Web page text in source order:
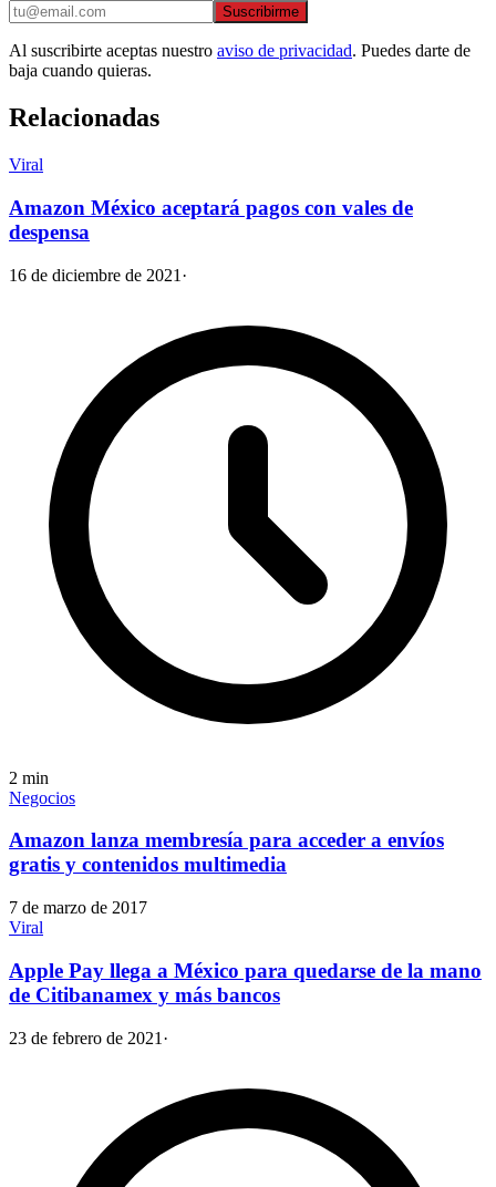
Suscribirme
Al suscribirte aceptas nuestro aviso de privacidad. Puedes darte de
baja cuando quieras.
Relacionadas
Viral
Amazon México aceptará pagos con vales de
despensa
16 de diciembre de 2021 ·
2 min
Negocios
Amazon lanza membresía para acceder a envíos
gratis y contenidos multimedia
7 de marzo de 2017
Viral
Apple Pay llega a México para quedarse de la mano
de Citibanamex y más bancos
23 de febrero de 2021 ·